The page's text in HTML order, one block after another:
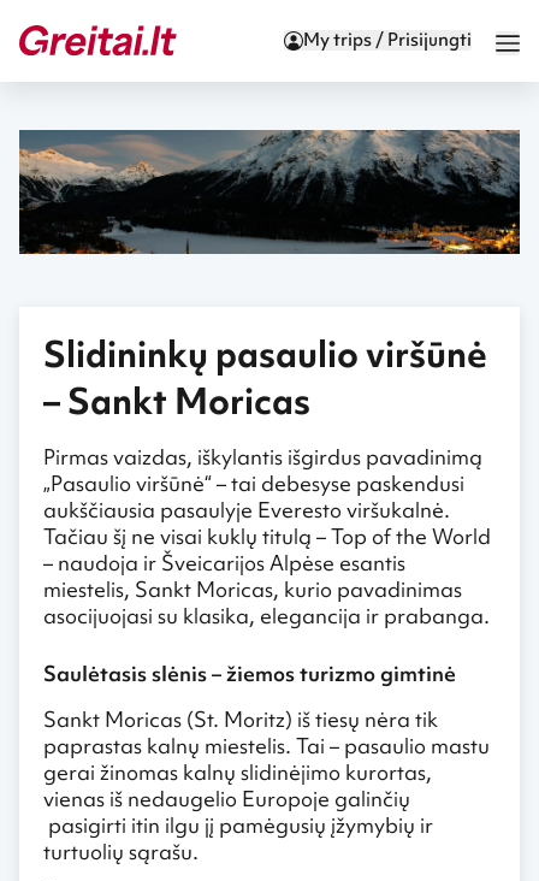
My trips / Prisijungti
Slidininkų pasaulio viršūnė
– Sankt Moricas
Pirmas vaizdas, iškylantis išgirdus pavadinimą
„Pasaulio viršūnė“ – tai debesyse paskendusi
aukščiausia pasaulyje Everesto viršukalnė.
Tačiau šį ne visai kuklų titulą – Top of the World
– naudoja ir Šveicarijos Alpėse esantis
miestelis, Sankt Moricas, kurio pavadinimas
asocijuojasi su klasika, elegancija ir prabanga.
Saulėtasis slėnis – žiemos turizmo gimtinė
Sankt Moricas (St. Moritz) iš tiesų nėra tik
paprastas kalnų miestelis. Tai – pasaulio mastu
gerai žinomas kalnų slidinėjimo kurortas,
vienas iš nedaugelio Europoje galinčių
pasigirti itin ilgu jį pamėgusių įžymybių ir
turtuolių sąrašu.